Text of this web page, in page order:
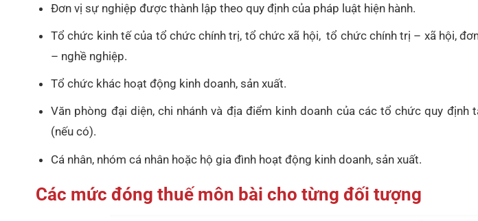
Đơn vị sự nghiệp được thành lập theo quy định của pháp luật hiện hành.
Tổ chức kinh tế của tổ chức chính trị, tổ chức xã hội, tổ chức chính trị – xã hội,
– nghề nghiệp.
Tổ chức khác hoạt động kinh doanh, sản xuất.
Văn phòng đại diện, chi nhánh và địa điểm kinh doanh của các tổ chức quy định
(nếu có).
Cá nhân, nhóm cá nhân hoặc hộ gia đình hoạt động kinh doanh, sản xuất.
Các mức đóng thuế môn bài cho từng đối tượng